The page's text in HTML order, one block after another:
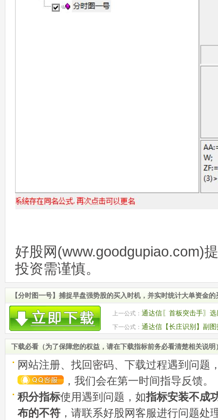
好股网(www.goodgupiao.com)
投资需谨慎。
【分时图一号】捕捉早盘强势股的买入时机，并实时统计大单资金
上一公式： 通达信〖首板突击手〗
器！
下一公式： 通达信【长庄识别】副
三姨原创
下载必看（为了保障您的权益，请在下载指标前务必看清楚相关说明
网站注册、找回密码、下载过程遇到问题
，我们会在第一时间指导反馈。
积分指标使用遇到问题，如指标安装不成
布的不符 ，请联系好股网客服进行问题处